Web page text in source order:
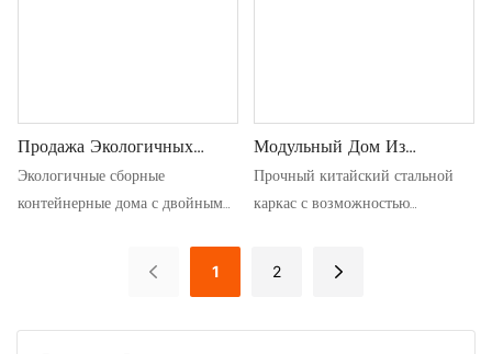
Продажа Экологичных
Сборных Контейнерных
Домов С Двойным Крылом
Экологичные сборные
контейнерные дома с двойным
максимально увеличивает
Модульный Дом Из
Китайского Стального
Каркаса С Возможностью
Прочный китайский стальной
каркас с возможностью
гибкое пространство и
1 2